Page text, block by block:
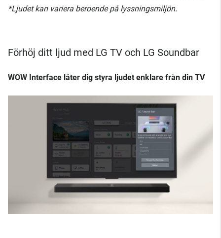
*Ljudet kan variera beroende på lyssningsmiljön.
Förhöj ditt ljud med LG TV och LG Soundbar
WOW Interface låter dig styra ljudet enklare från din TV